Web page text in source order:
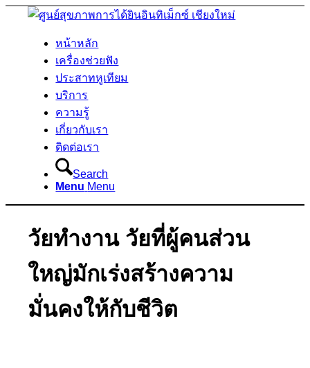
หน้าหลัก
เครื่องช่วยฟัง
ประสาทหูเทียม
บริการ
ความรู้
เกี่ยวกับเรา
ติดต่อเรา
Search
Menu Menu
วัยทำงาน วัยที่ผู้คนส่วน
ใหญ่มักเร่งสร้างความ
มั่นคงให้กับชีวิต